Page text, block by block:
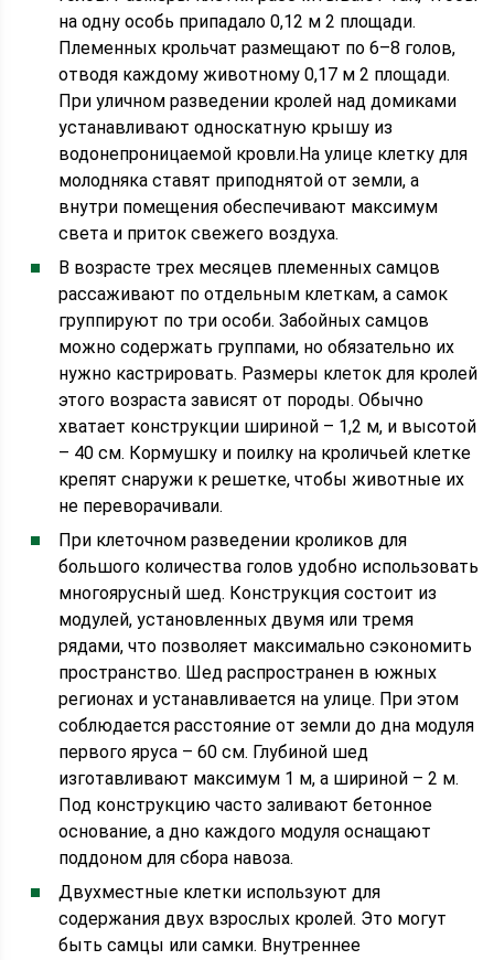
на одну особь припадало 0,12 м 2 площади.
Племенных крольчат размещают по 6–8 голов,
отводя каждому животному 0,17 м 2 площади.
При уличном разведении кролей над домиками
устанавливают односкатную крышу из
водонепроницаемой кровли.На улице клетку для
молодняка ставят приподнятой от земли, а
внутри помещения обеспечивают максимум
света и приток свежего воздуха.
В возрасте трех месяцев племенных самцов
рассаживают по отдельным клеткам, а самок
группируют по три особи. Забойных самцов
можно содержать группами, но обязательно их
нужно кастрировать. Размеры клеток для кролей
этого возраста зависят от породы. Обычно
хватает конструкции шириной – 1,2 м, и высотой
– 40 см. Кормушку и поилку на кроличьей клетке
крепят снаружи к решетке, чтобы животные их
не переворачивали.
При клеточном разведении кроликов для
большого количества голов удобно использовать
многоярусный шед. Конструкция состоит из
модулей, установленных двумя или тремя
рядами, что позволяет максимально сэкономить
пространство. Шед распространен в южных
регионах и устанавливается на улице. При этом
соблюдается расстояние от земли до дна модуля
первого яруса – 60 см. Глубиной шед
изготавливают максимум 1 м, а шириной – 2 м.
Под конструкцию часто заливают бетонное
основание, а дно каждого модуля оснащают
поддоном для сбора навоза.
Двухместные клетки используют для
содержания двух взрослых кролей. Это могут
быть самцы или самки. Внутреннее